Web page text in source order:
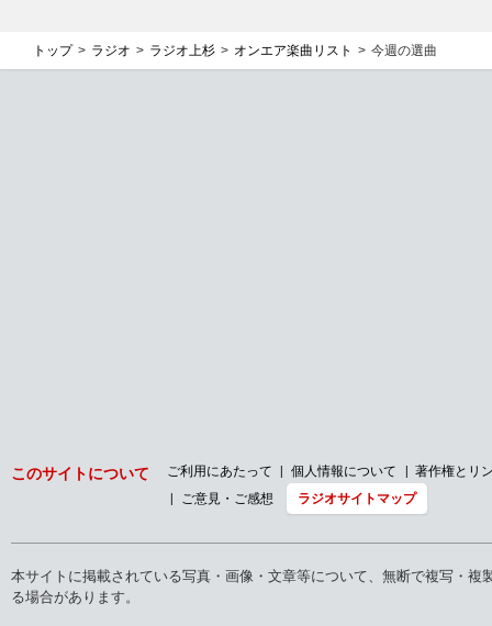
トップ ラジオ ラジオ上杉 オンエア楽曲リスト 今週の選曲
このサイトについて ご利用にあたって 個人情報について
著作権とリ
ご意見・ご感想
ラジオサイトマップ
本サイトに掲載されている写真・画像・文章等について、無断で複写・
る場合があります。